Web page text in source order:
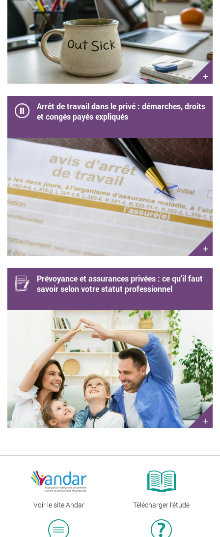
+
Arrêt de travail dans le privé : démarches, droits
et congés payés expliqués
+
Prévoyance et assurances privées : ce qu’il faut
savoir selon votre statut professionnel
+
Voir le site Andar Télécharger l’étude